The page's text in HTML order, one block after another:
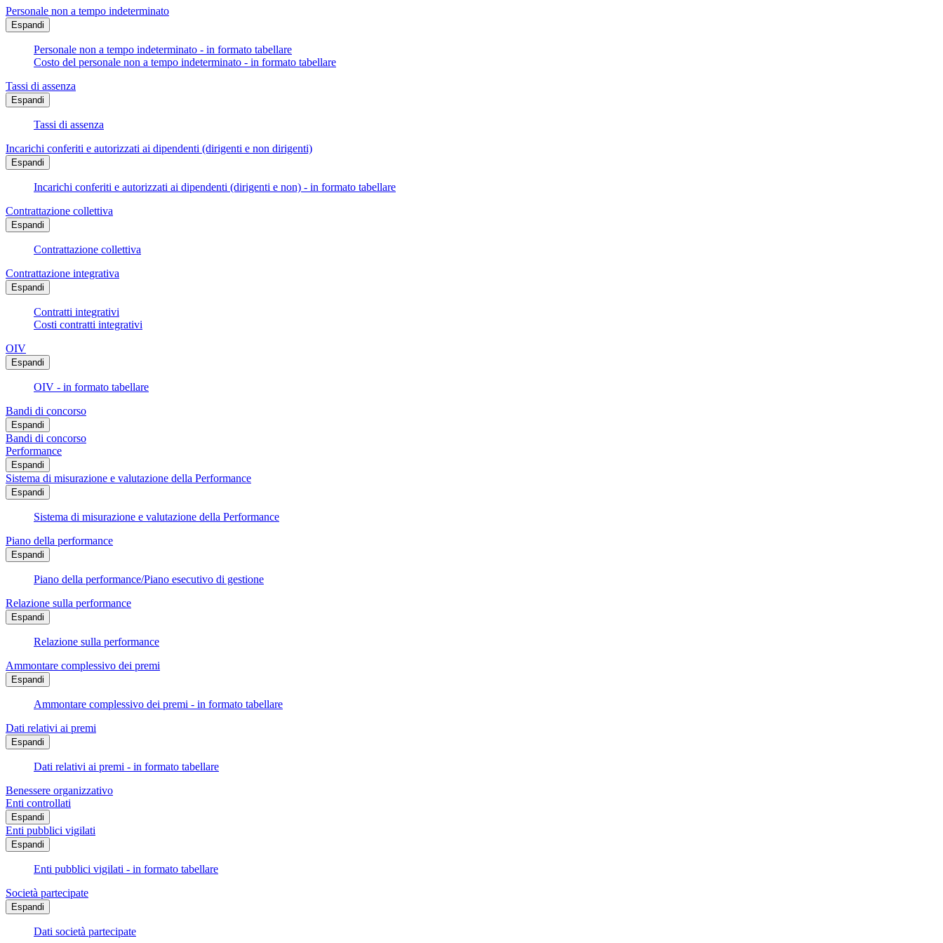
Personale non a tempo indeterminato
Espandi
Personale non a tempo indeterminato - in formato tabellare
Costo del personale non a tempo indeterminato - in formato tabellare
Tassi di assenza
Espandi
Tassi di assenza
Incarichi conferiti e autorizzati ai dipendenti (dirigenti e non dirigenti)
Espandi
Incarichi conferiti e autorizzati ai dipendenti (dirigenti e non) - in formato tabellare
Contrattazione collettiva
Espandi
Contrattazione collettiva
Contrattazione integrativa
Espandi
Contratti integrativi
Costi contratti integrativi
OIV
Espandi
OIV - in formato tabellare
Bandi di concorso
Espandi
Bandi di concorso
Performance
Espandi
Sistema di misurazione e valutazione della Performance
Espandi
Sistema di misurazione e valutazione della Performance
Piano della performance
Espandi
Piano della performance/Piano esecutivo di gestione
Relazione sulla performance
Espandi
Relazione sulla performance
Ammontare complessivo dei premi
Espandi
Ammontare complessivo dei premi - in formato tabellare
Dati relativi ai premi
Espandi
Dati relativi ai premi - in formato tabellare
Benessere organizzativo
Enti controllati
Espandi
Enti pubblici vigilati
Espandi
Enti pubblici vigilati - in formato tabellare
Società partecipate
Espandi
Dati società partecipate